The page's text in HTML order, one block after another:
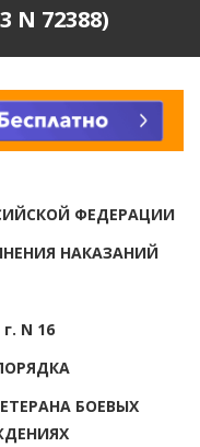
N 72388)
ФЕДЕРАЦИИ
НАКАЗАНИЙ
N 16
БОЕВЫХ